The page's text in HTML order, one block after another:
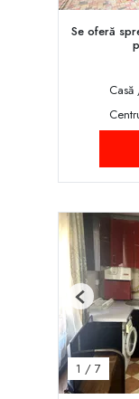
Se oferă
1 / 7
Previous